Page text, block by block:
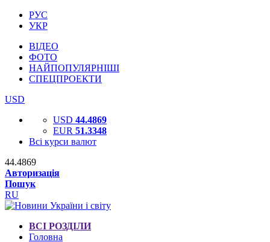
РУС
УКР
ВІДЕО
ФОТО
НАЙПОПУЛЯРНІШІ
СПЕЦПРОЕКТИ
USD
USD 44.4869
EUR 51.3348
Всі курси валют
44.4869
Авторизація
Пошук
RU
ВСІ РОЗДІЛИ
Головна